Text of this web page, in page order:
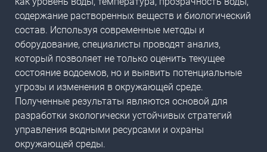
содержание растворенных веществ и биологический
состав. Используя современные методы и
оборудование, специалисты проводят анализ,
который позволяет не только оценить текущее
состояние водоемов, но и выявить потенциальные
угрозы и изменения в окружающей среде.
Полученные результаты являются основой для
разработки экологически устойчивых стратегий
управления водными ресурсами и охраны
окружающей среды.